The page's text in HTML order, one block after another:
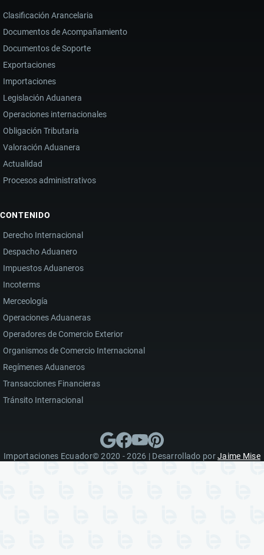
Clasificación Arancelaria
Documentos de Acompañamiento
Documentos de Soporte
Exportaciones
Importaciones
Legislación Aduanera
Operaciones internacionales
Obligación Tributaria
Valoración Aduanera
Actualidad
Procesos administrativos
CONTENIDO
Derecho Internacional
Despacho Aduanero
Impuestos Aduaneros
Incoterms
Merceología
Operaciones Aduaneras
Operadores de Comercio Exterior
Organismos de Comercio Internacional
Regímenes Aduaneros
Transacciones Financieras
Tránsito Internacional
Importaciones Ecuador© 2020 - 2026 | Desarrollado porJaime Mise